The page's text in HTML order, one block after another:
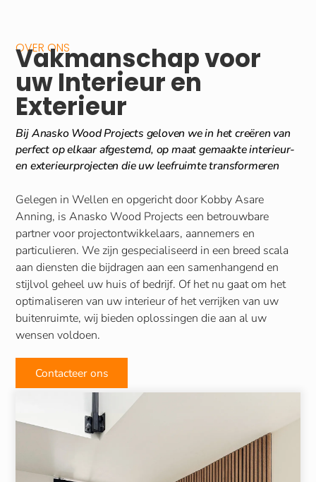
OVER ONS
Vakmanschap voor
uw Interieur en
Exterieur
Bij Anasko Wood Projects geloven we in het creëren van
perfect op elkaar afgestemd, op maat gemaakte interieur-
en exterieurprojecten die uw leefruimte transformeren
Gelegen in Wellen en opgericht door Kobby Asare
Anning, is Anasko Wood Projects een betrouwbare
partner voor projectontwikkelaars, aannemers en
particulieren. We zijn gespecialiseerd in een breed scala
aan diensten die bijdragen aan een samenhangend en
stijlvol geheel uw huis of bedrijf. Of het nu gaat om het
optimaliseren van uw interieur of het verrijken van uw
buitenruimte, wij bieden oplossingen die aan al uw
wensen voldoen.
Contacteer ons